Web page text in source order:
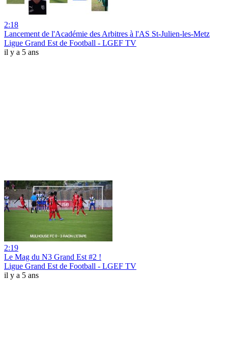
2:18
Lancement de l'Académie des Arbitres à l'AS St-Julien-les-Metz
Ligue Grand Est de Football - LGEF TV
il y a 5 ans
2:19
Le Mag du N3 Grand Est #2 !
Ligue Grand Est de Football - LGEF TV
il y a 5 ans